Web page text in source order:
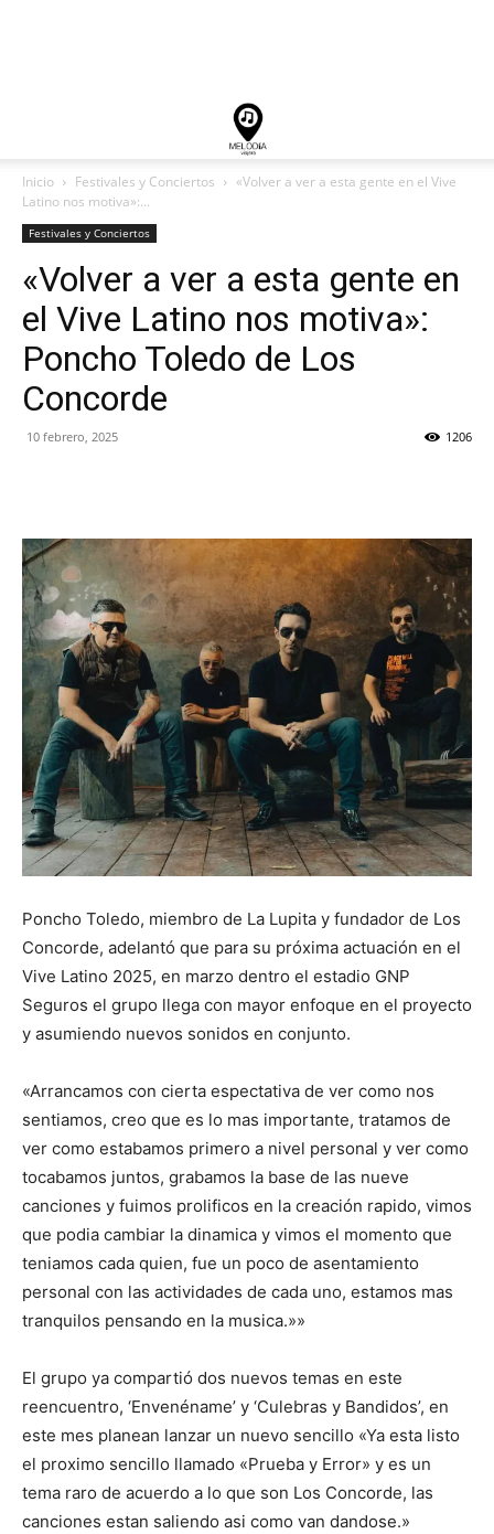
Inicio Festivales y Conciertos
«Volver a ver a esta gente en el Vive
Latino nos motiva»:...
Festivales y Conciertos
«Volver a ver a esta gente en
el Vive Latino nos motiva»:
Poncho Toledo de Los
Concorde
10 febrero, 2025 1206
Poncho Toledo, miembro de La Lupita y fundador de Los
Concorde, adelantó que para su próxima actuación en el
Vive Latino 2025, en marzo dentro el estadio GNP
Seguros el grupo llega con mayor enfoque en el proyecto
y asumiendo nuevos sonidos en conjunto.
«Arrancamos con cierta espectativa de ver como nos
sentiamos, creo que es lo mas importante, tratamos de
ver como estabamos primero a nivel personal y ver como
tocabamos juntos, grabamos la base de las nueve
canciones y fuimos prolificos en la creación rapido, vimos
que podia cambiar la dinamica y vimos el momento que
teniamos cada quien, fue un poco de asentamiento
personal con las actividades de cada uno, estamos mas
tranquilos pensando en la musica.»»
El grupo ya compartió dos nuevos temas en este
reencuentro, ‘Envenéname’ y ‘Culebras y Bandidos’, en
este mes planean lanzar un nuevo sencillo «Ya esta listo
el proximo sencillo llamado «Prueba y Error» y es un
tema raro de acuerdo a lo que son Los Concorde, las
canciones estan saliendo asi como van dandose.»